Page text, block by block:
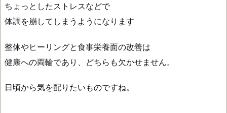
ちょっとしたストレスなどで
体調を崩してしまうようになります
整体やヒーリングと食事栄養面の改善は
健康への両輪であり、どちらも欠かせません。
日頃から気を配りたいものですね。